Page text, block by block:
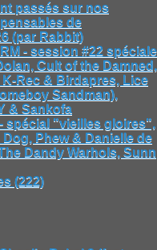
passés sur nos
de
(par Rabbit)
- session #22 spéciale
Cult of the Damned,
K-Rec & Birdapres, Lice
Sandman),
& Sankofa
spécial "vieilles gloires",
Phew & Danielle de
Dandy Warhols, Sunn
(222)